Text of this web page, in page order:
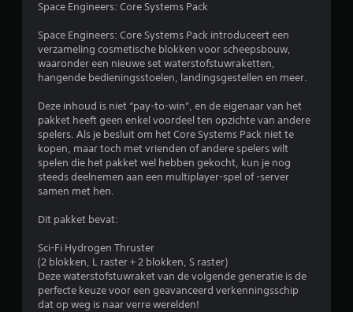
r
l
i
n
/
5
Space Engineers: Core Systems Pack
Space Engineers: Core Systems Pack introduceert een
verzameling cosmetische blokken voor scheepsbouw,
waaronder een nieuwe set waterstofstuwraketten,
hangende bedieningsstoelen, landingsgestellen en meer.
Deze inhoud is niet “pay-to-win”, en de eigenaar van het
pakket heeft geen enkel voordeel ten opzichte van andere
spelers. Als je besluit om het Core Systems Pack niet te
kopen, maar toch met vrienden of andere spelers wilt
spelen die het pakket wel hebben gekocht, kun je nog
steeds deelnemen aan een multiplayer-spel of -server
samen met hen.
Dit pakket bevat:
Sci-Fi Hydrogen Thruster
(2 blokken, L raster + 2 blokken, S raster)
Deze waterstofstuwraket van de volgende generatie is de
perfecte keuze voor een geavanceerd verkenningsschip
dat op weg is naar verre werelden!